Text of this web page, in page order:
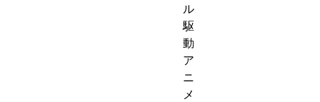
ル
駆
動
ア
ニ
メ